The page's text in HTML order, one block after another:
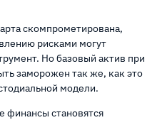
скомпрометирована,
рисками могут
Но базовый актив при
заморожен так же, как это
модели.
финансы становятся